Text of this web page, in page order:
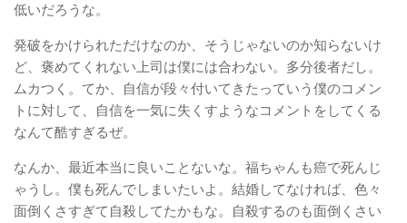
低いだろうな。
発破をかけられただけなのか、そうじゃないのか知らないけ
ど、褒めてくれない上司は僕には合わない。多分後者だし。
ムカつく。てか、自信が段々付いてきたっていう僕のコメン
トに対して、自信を一気に失くすようなコメントをしてくる
なんて酷すぎるぜ。
なんか、最近本当に良いことないな。福ちゃんも癌で死んじ
ゃうし。僕も死んでしまいたいよ。結婚してなければ、色々
面倒くさすぎて自殺してたかもな。自殺するのも面倒くさい